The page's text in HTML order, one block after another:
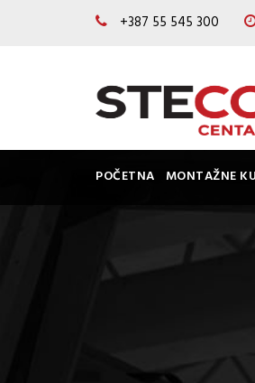
+387 55 545 300
POČETNA MONTAŽNE